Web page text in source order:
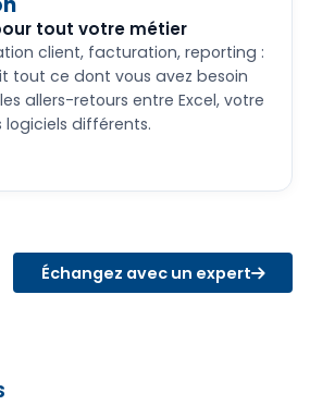
tout votre métier
client, facturation, reporting :
tout ce dont vous avez besoin
allers-retours entre Excel, votre
différents.
Échangez avec un expert